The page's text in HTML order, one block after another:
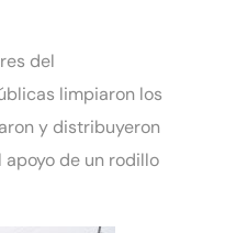
del
limpiaron los
y distribuyeron
de un rodillo